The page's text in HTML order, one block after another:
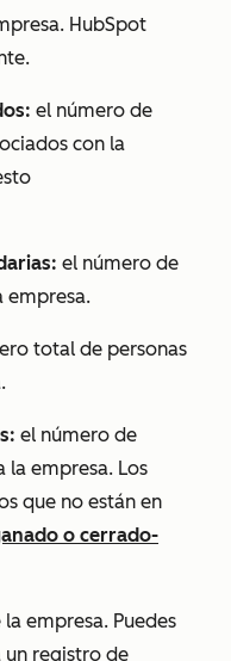
HubSpot
el número de
con la
el número de
empresa.
total de personas
el número de
la empresa. Los
que no están en
o cerrado-
empresa. Puedes
un registro de